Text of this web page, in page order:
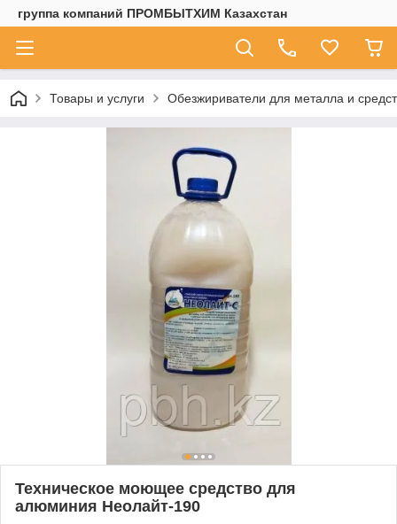
группа компаний ПРОМБЫТХИМ Казахстан
Товары и услуги Обезжириватели для металла и
Техническое моющее средство для
алюминия Неолайт-190